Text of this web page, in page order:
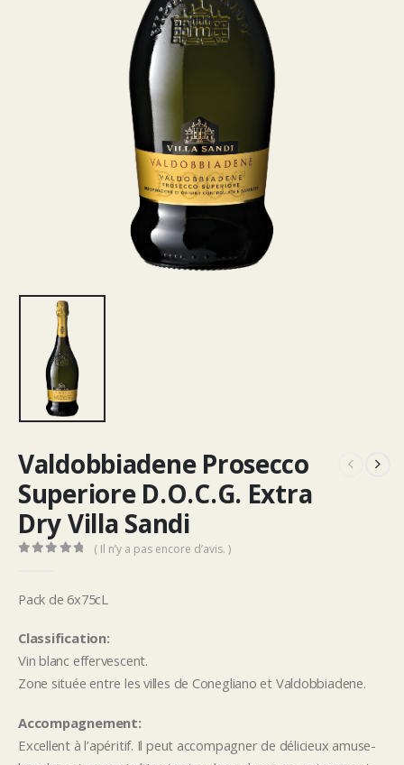
Valdobbiadene Prosecco
Superiore D.O.C.G. Extra
Dry Villa Sandi
( Il n’y a pas encore d’avis. )
Pack de 6x75cL
Classification:
Vin blanc effervescent.
Zone située entre les villes de Conegliano et Valdobbiadene.
Accompagnement:
Excellent à l’apéritif. Il peut accompagner de délicieux amuse-